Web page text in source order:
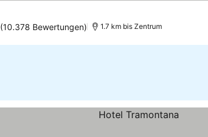
(10.378 Bewertungen) 1.7 km bis Zentrum